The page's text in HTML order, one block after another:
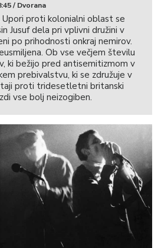
/ Dvorana
proti kolonialni oblast se
Jusuf dela pri vplivni družini v
po prihodnosti onkraj nemirov.
Ob vse večjem številu
ki bežijo pred antisemitizmom v
prebivalstvu, ki se združuje v
proti tridesetletni britanski
vse bolj neizogiben.